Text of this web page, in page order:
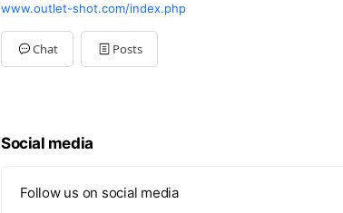
www.outlet-shot.com/index.php
Chat Posts
Social media
Follow us on social media